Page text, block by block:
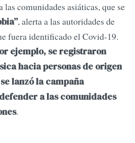
comunidades asiáticas, que se
, alerta a las autoridades de
fuera identificado el Covid-19.
ejemplo, se registraron
hacia personas de origen
lanzó la campaña
a las comunidades
.